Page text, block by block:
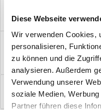
Diese Webseite
Wir verwenden Cookies,
personalisieren,
zu können und die
analysieren. Außerdem
Verwendung unserer
soziale Medien,
Partner führen diese
Windfangelemente online
einbaufertig bestellen. In
Bewertungen
0
Bewertungen lesen,